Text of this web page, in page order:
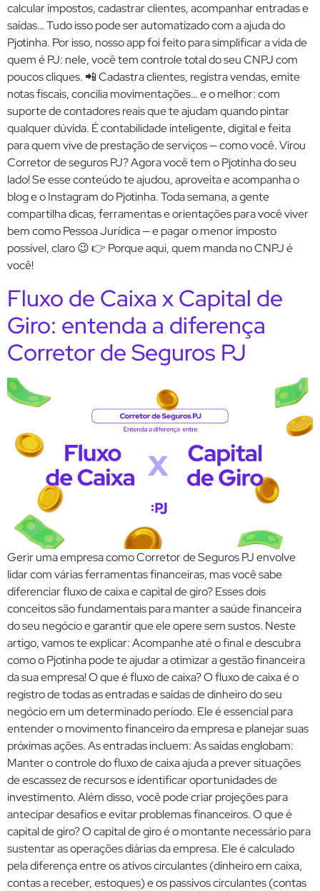
calcular impostos, cadastrar clientes, acompanhar entradas e
saídas… Tudo isso pode ser automatizado com a ajuda do
Pjotinha. Por isso, nosso app foi feito para simplificar a vida de
quem é PJ: nele, você tem controle total do seu CNPJ com
poucos cliques. 📲 Cadastra clientes, registra vendas, emite
notas fiscais, concilia movimentações… e o melhor: com
suporte de contadores reais que te ajudam quando pintar
qualquer dúvida. É contabilidade inteligente, digital e feita
para quem vive de prestação de serviços — como você. Virou
Corretor de seguros PJ? Agora você tem o Pjotinha do seu
lado! Se esse conteúdo te ajudou, aproveita e acompanha o
blog e o Instagram do Pjotinha. Toda semana, a gente
compartilha dicas, ferramentas e orientações para você viver
bem como Pessoa Jurídica — e pagar o menor imposto
possível, claro 😉 👉 Porque aqui, quem manda no CNPJ é
você!
Fluxo de Caixa x Capital de
Giro: entenda a diferença
Corretor de Seguros PJ
Gerir uma empresa como Corretor de Seguros PJ envolve
lidar com várias ferramentas financeiras, mas você sabe
diferenciar fluxo de caixa e capital de giro? Esses dois
conceitos são fundamentais para manter a saúde financeira
do seu negócio e garantir que ele opere sem sustos. Neste
artigo, vamos te explicar: Acompanhe até o final e descubra
como o Pjotinha pode te ajudar a otimizar a gestão financeira
da sua empresa! O que é fluxo de caixa? O fluxo de caixa é o
registro de todas as entradas e saídas de dinheiro do seu
negócio em um determinado período. Ele é essencial para
entender o movimento financeiro da empresa e planejar suas
próximas ações. As entradas incluem: As saídas englobam:
Manter o controle do fluxo de caixa ajuda a prever situações
de escassez de recursos e identificar oportunidades de
investimento. Além disso, você pode criar projeções para
antecipar desafios e evitar problemas financeiros. O que é
capital de giro? O capital de giro é o montante necessário para
sustentar as operações diárias da empresa. Ele é calculado
pela diferença entre os ativos circulantes (dinheiro em caixa,
contas a receber, estoques) e os passivos circulantes (contas